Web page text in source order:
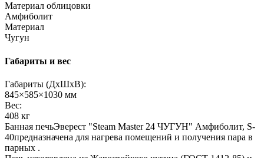
Материал облицовки
Амфиболит
Материал
Чугун
Габариты и вес
Габариты (ДхШхВ):
845×585×1030 мм
Вес:
408 кг
Банная печьЭверест "Steam Master 24 ЧУГУН" Амфиболит, S-
40предназначена для нагрева помещений и получения пара в
парных .